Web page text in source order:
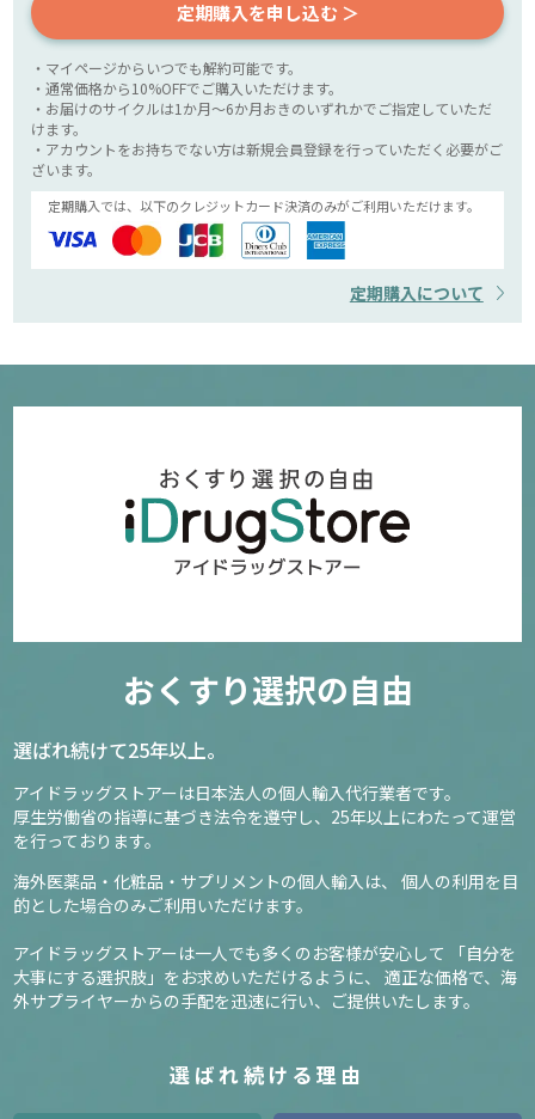
定期購入を申し込む ＞
・マイページからいつでも解約可能です。
・通常価格から10%OFFでご購入いただけます。
・お届けのサイクルは1か月～6か月おきのいずれかでご指定していただ
けます。
・アカウントをお持ちでない方は新規会員登録を行っていただく必要がご
ざいます。
定期購入では、以下のクレジットカード決済のみがご利用いただけます。
定期購入について
おくすり選択の自由
選ばれ続けて25年以上。
アイドラッグストアーは日本法人の個人輸入代行業者です。
厚生労働省の指導に基づき法令を遵守し、 25年以上にわたって運営
を行っております。
海外医薬品・化粧品・サプリメントの個人輸入は、
個人の利用を目
的とした場合のみご利用いただけます。
アイドラッグストアーは一人でも多くのお客様が安心して
「自分を
大事にする選択肢」をお求めいただけるように、
適正な価格で、海
外サプライヤーからの手配を迅速に行い、ご提供いたします。
選ばれ続ける理由